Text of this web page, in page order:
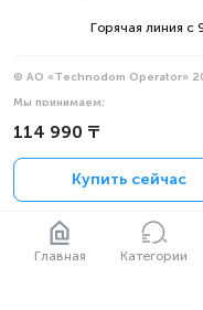
Главная Категории
114 990 ₸
Купить сейчас
Горячая линия
© АО «Technodom Operator»
Мы принимаем:
Официальное уведомление